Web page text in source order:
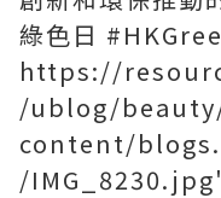
綠色日‬
https://
/ublog/
content/
/